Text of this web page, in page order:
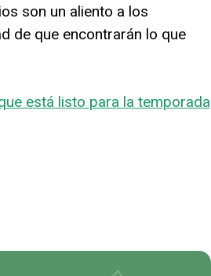
son un aliento a los
de que encontrarán lo que
está listo para la temporada